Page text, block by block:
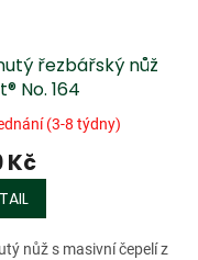
řezbářský nůž
No. 164
(3-8 týdny)
Kč
nůž s masivní čepelí z